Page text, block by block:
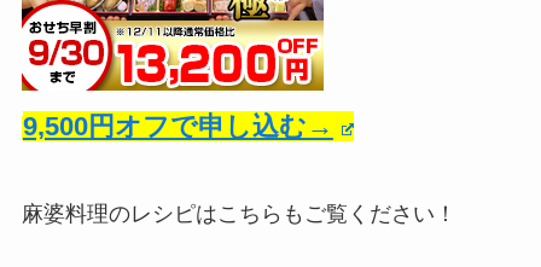
9,500円オフで申し込む→
麻婆料理のレシピはこちらもご覧ください！